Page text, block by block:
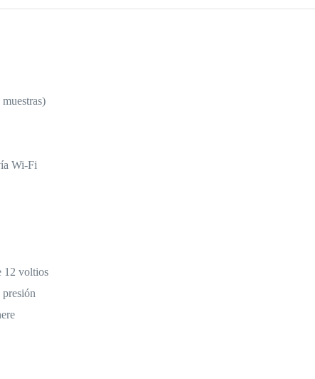
Wi-Fi
12 voltios
presión